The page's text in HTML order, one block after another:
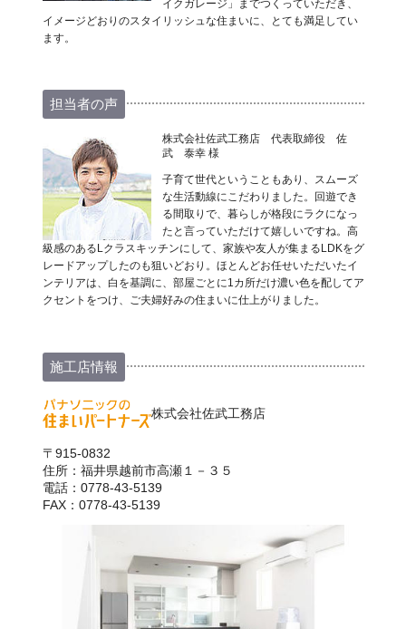
イクガレージ」までつくっていただき、
イメージどおりのスタイリッシュな住まいに、とても満足してい
ます。
担当者の声
株式会社佐武工務店 代表取締役 佐
武 泰幸 様
子育て世代ということもあり、スムーズ
な生活動線にこだわりました。回遊でき
る間取りで、暮らしが格段にラクになっ
たと言っていただけて嬉しいですね。高
級感のあるLクラスキッチンにして、家族や友人が集まるLDKをグ
レードアップしたのも狙いどおり。ほとんどお任せいただいたイ
ンテリアは、白を基調に、部屋ごとに1カ所だけ濃い色を配してア
クセントをつけ、ご夫婦好みの住まいに仕上がりました。
施工店情報
株式会社佐武工務店
〒915-0832
住所：福井県越前市高瀬１－３５
電話：0778-43-5139
FAX：0778-43-5139